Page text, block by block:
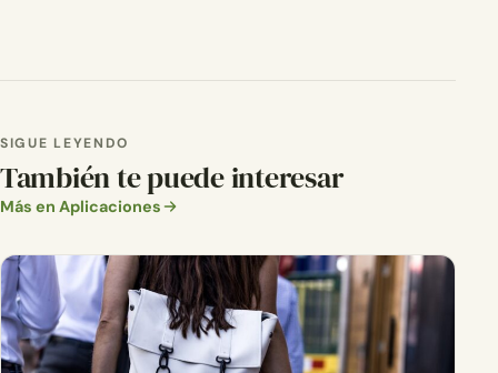
SIGUE LEYENDO
También te puede interesar
Más en Aplicaciones